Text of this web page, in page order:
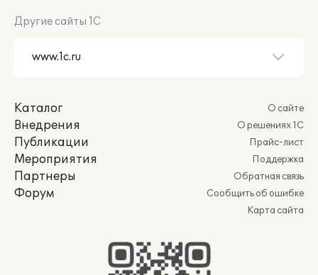
Другие сайты 1С
Каталог
Внедрения
Публикации
Мероприятия
Партнеры
Форум
О сайте
О решениях 1С
Прайс-лист
Поддержка
Обратная связь
Сообщить об ошибке
Карта сайта